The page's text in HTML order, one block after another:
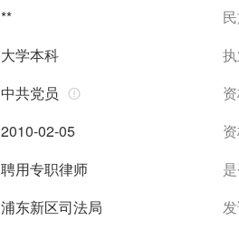
**
大学本科
中共党员
2010-02-05
聘用专职律师
浦东新区司法局